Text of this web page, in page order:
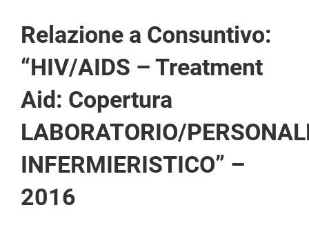
Relazione a Consuntivo:
“HIV/AIDS – Treatment
Aid: Copertura
LABORATORIO/
INFERMIERISTICO” –
2016